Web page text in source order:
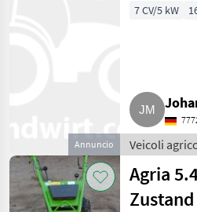
Annuncio
7 CV/5 kW
Veicoli
motore /
Agria
Zustand